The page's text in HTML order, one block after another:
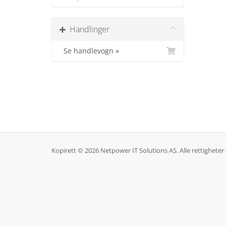
Handlinger
Se handlevogn »
Kopirett © 2026 Netpower IT Solutions AS. Alle rettigheter